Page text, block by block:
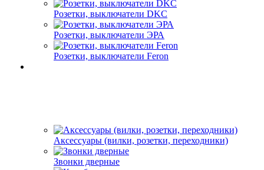
Розетки, выключатели DKC
Розетки, выключатели ЭРА
Розетки, выключатели Feron
Аксессуары (вилки, розетки, переходники)
Звонки дверные